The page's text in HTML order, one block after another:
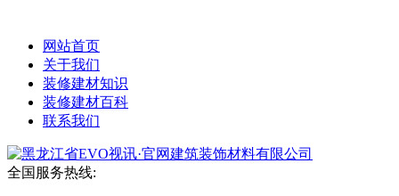
网站首页
关于我们
装修建材知识
装修建材百科
联系我们
全国服务热线: